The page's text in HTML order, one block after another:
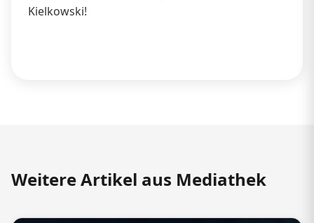
Kielkowski!
Weitere Artikel aus Mediathek